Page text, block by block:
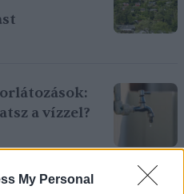
My Personal
a vízzel?